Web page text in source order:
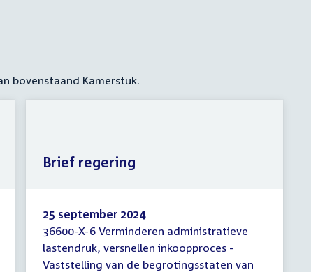
bovenstaand Kamerstuk.
Brief
regering
25 september 2024
36600-X-6 Verminderen administratieve
lastendruk, versnellen inkoopproces -
Vaststelling van de begrotingsstaten van
Brief regering